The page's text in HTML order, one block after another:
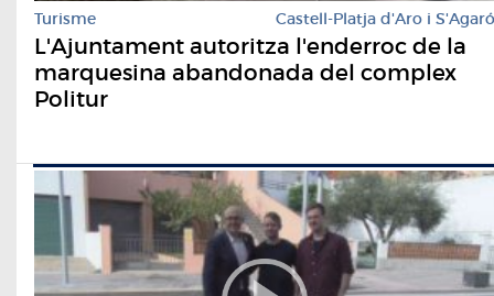
Turisme Castell-Platja d'Aro i S'Agaró
L'Ajuntament autoritza l'enderroc de la
marquesina abandonada del complex
Politur